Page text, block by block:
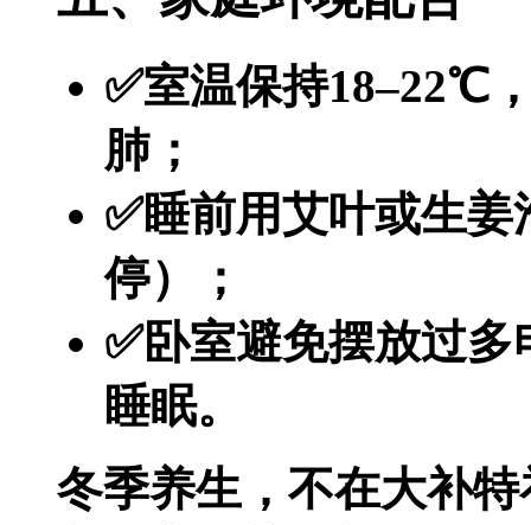
✅室温保持18–22℃
肺；
✅睡前用艾叶或生
停）；
✅卧室避免摆放过
睡眠。
冬季养生，不在大补